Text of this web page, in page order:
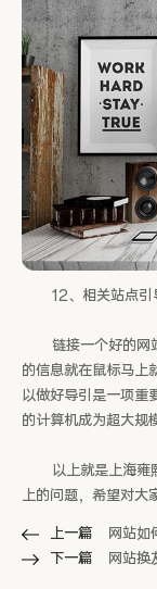
12、相关站点引
链接一个好的网站
的信息就在鼠标马上
以做好导引是一项重
的计算机成为超大规
以上就是上海雍熙
上的问题，希望对大
上一篇
网站如
下一篇
网站换